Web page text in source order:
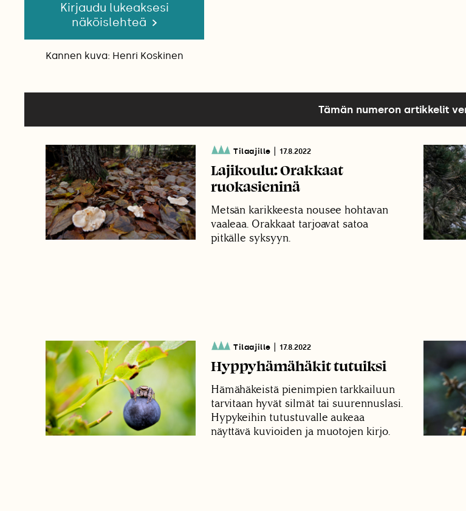
Kirjaudu lukeaksesi
näköislehteä
Kannen kuva: Henri Koskinen
Tämän numeron artikkelit
Tilaajille | 17.8.2022
Lajikoulu: Orakkaat
ruokasieninä
Metsän karikkeesta nousee hohtavan
vaaleaa. Orakkaat tarjoavat satoa
pitkälle syksyyn.
Tilaajille | 17.8.2022
Hyppyhämähäkit tutuiksi
Hämähäkeistä pienimpien tarkkailuun
tarvitaan hyvät silmät tai suurennuslasi.
Hypykeihin tutustuvalle aukeaa
näyttävä kuvioiden ja muotojen kirjo.